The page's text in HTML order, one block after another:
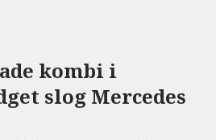
kombi i
slog Mercedes